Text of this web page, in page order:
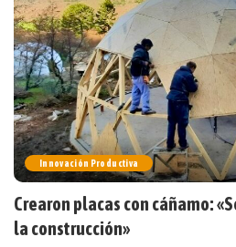
Innovación Productiva
Crearon placas con cáñamo:
la construcción»